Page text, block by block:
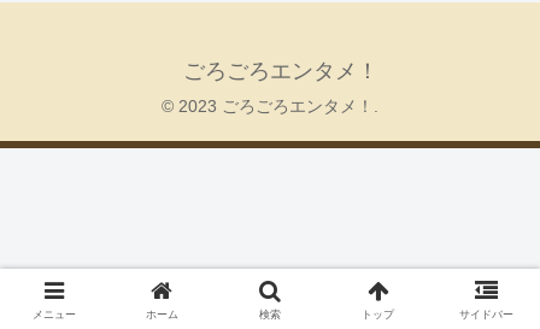
ごろごろエンタメ！
© 2023 ごろごろエンタメ！.
メニュー ホーム 検索 トップ サイドバー